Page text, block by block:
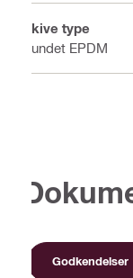
Skive type
Bundet EPDM
Godkendelser